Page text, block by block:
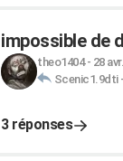
impossible de
theo1404- 28
Scenic1.9dti-
3 réponses